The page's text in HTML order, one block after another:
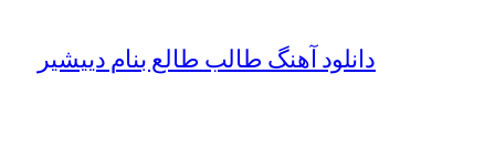
دانلود آهنگ طالب طالع بنام دییشیر